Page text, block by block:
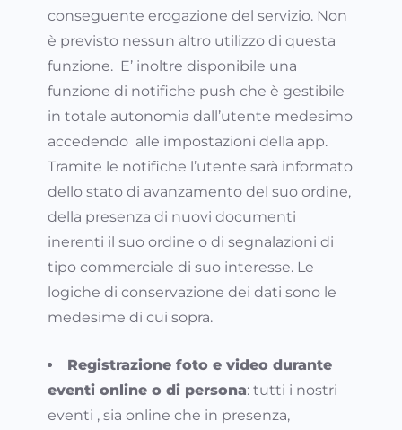
conseguente erogazione del servizio. Non
è previsto nessun altro utilizzo di questa
funzione. E’ inoltre disponibile una
funzione di notifiche push che è gestibile
in totale autonomia dall’utente medesimo
accedendo alle impostazioni della app.
Tramite le notifiche l’utente sarà informato
dello stato di avanzamento del suo ordine,
della presenza di nuovi documenti
inerenti il suo ordine o di segnalazioni di
tipo commerciale di suo interesse. Le
logiche di conservazione dei dati sono le
medesime di cui sopra.
Registrazione foto e video durante
eventi online o di persona: tutti i nostri
eventi , sia online che in presenza,